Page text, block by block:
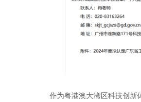
作为粤港澳大湾区科技创新